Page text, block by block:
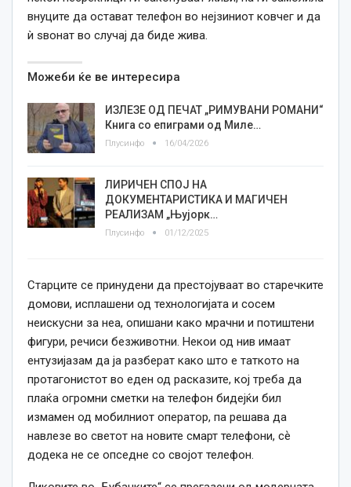
внуците да остават телефон во нејзиниот ковчег и да
ѝ ѕвонат во случај да биде жива.
Можеби ќе ве интересира
ИЗЛЕЗЕ ОД ПЕЧАТ „РИМУВАНИ РОМАНИ“
Книга со епиграми од Миле…
Плусинфо 16/04/2026
ЛИРИЧЕН СПОЈ НА
ДОКУМЕНТАРИСТИКА И МАГИЧЕН
РЕАЛИЗАМ „Њујорк…
Плусинфо 01/12/2025
Старците се принудени да престојуваат во старечките
домови, исплашени од технологијата и сосем
неискусни за неа, опишани како мрачни и потиштени
фигури, речиси безживотни. Некои од нив имаат
ентузијазам да ја разберат како што е таткото на
протагонистот во еден од расказите, кој треба да
плаќа огромни сметки на телефон бидејќи бил
измамен од мобилниот оператор, па решава да
навлезе во светот на новите смарт телефони, сѐ
додека не се опседне со својот телефон.